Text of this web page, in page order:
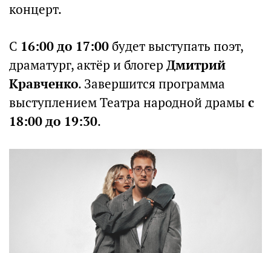
концерт.
С 16:00 до 17:00будет выступать поэт,
драматург, актёр и блогер Дмитрий
Кравченко. Завершится программа
выступлением Театра народной драмы с
18:00 до 19:30.